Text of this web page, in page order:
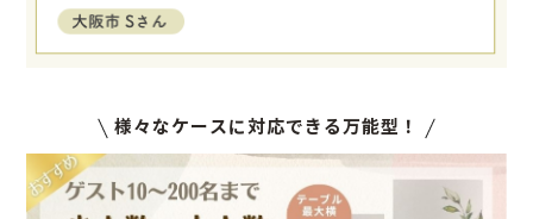
様々なケースに対応できる万能型！